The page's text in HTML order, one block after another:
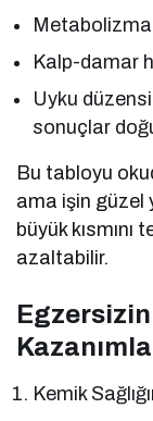
Metabolizma
Kalp-damar
Uyku
sonuçlar
Bu tabloyu
ama işin güzel
büyük
azaltabilir.
Kemik